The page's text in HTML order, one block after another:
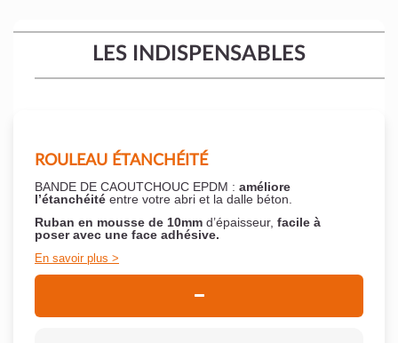
LES INDISPENSABLES
ROULEAU ÉTANCHÉITÉ
BANDE DE CAOUTCHOUC EPDM : améliore
l’étanchéité entre votre abri et la dalle béton.
Ruban en mousse de 10mm d’épaisseur, facile à
poser avec une face adhésive.
En savoir plus